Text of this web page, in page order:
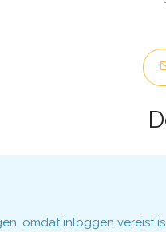
omdat inloggen vereist